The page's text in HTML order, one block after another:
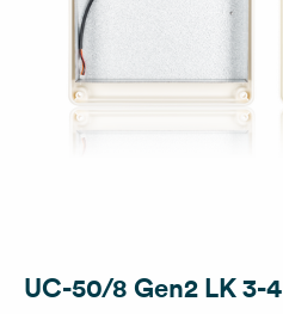
UC-50/8 Gen2 LK 3-4